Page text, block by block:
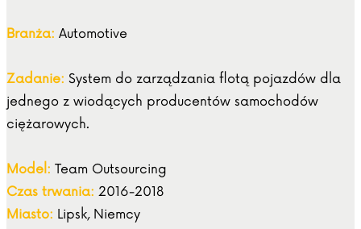
Branża: Automotive
Zadanie: System do zarządzania flotą pojazdów dla
jednego z wiodących producentów samochodów
ciężarowych.
Model: Team Outsourcing
Czas trwania: 2016-2018
Miasto: Lipsk, Niemcy